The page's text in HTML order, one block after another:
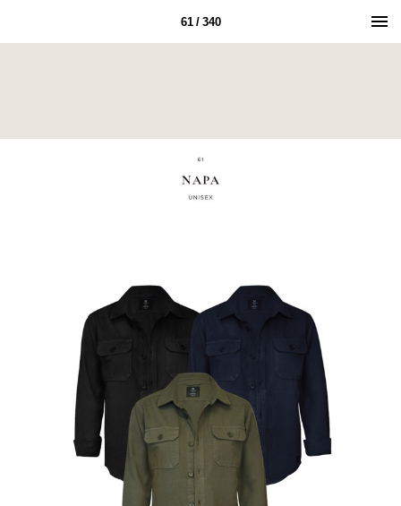
61 / 340